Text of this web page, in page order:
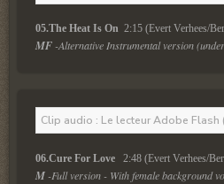
05.The Heat Is On 2:15 (Evert Verhees/
MF -Alternative Instrumental version
Clip audio : Le lecteur Adobe
06.Cure For Love 2:48 (Evert Verhees/
M -Full version - With female background